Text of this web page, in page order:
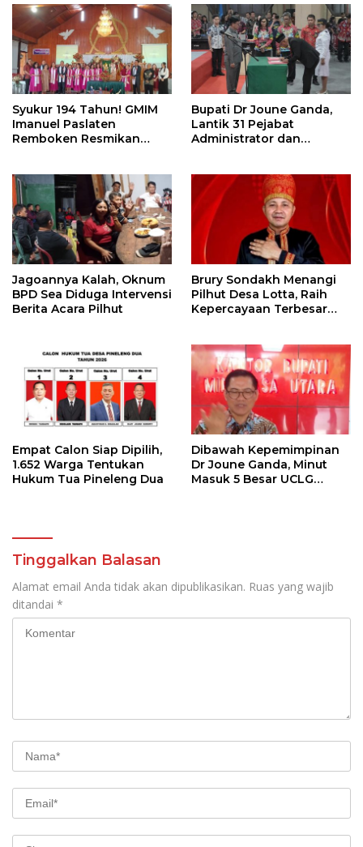
Syukur 194 Tahun! GMIM
Imanuel Paslaten
Remboken Resmikan
Bupati Dr Joune Ganda,
Lantik 31 Pejabat
Administrator dan
Jagoannya Kalah, Oknum
BPD Sea Diduga Intervensi
Berita Acara Pilhut
Brury Sondakh Menangi
Pilhut Desa Lotta, Raih
Kepercayaan Terbesar
Empat Calon Siap Dipilih,
1.652 Warga Tentukan
Hukum Tua Pineleng Dua
Dibawah Kepemimpinan
Dr Joune Ganda, Minut
Masuk 5 Besar UCLG
Tinggalkan Balasan
Alamat email Anda tidak akan dipublikasikan. Ruas yang wajib
ditandai *